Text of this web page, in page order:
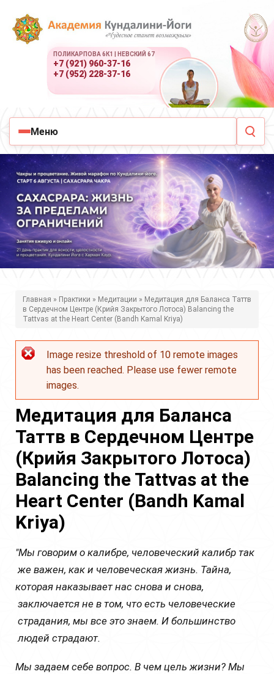
ПОЛИКАРПОВА 6К1 | НЕВСКИЙ 67
+7 (921) 960-37-16
+7 (952) 228-37-16
Меню
з
с
ь
Главная » Практики » Медитации » Медитация для Баланса Таттв
в Сердечном Центре (Крийя Закрытого Лотоса) Balancing the
Tattvas at the Heart Center (Bandh Kamal Kriya)
Сообщение
ошибке
Image resize threshold of 10 remote images
has been reached. Please use fewer remote
images.
Медитация для Баланса
Таттв в Сердечном Центре
(Крийя Закрытого Лотоса)
Balancing the Tattvas at the
Heart Center (Bandh Kamal
Kriya)
"Мы говорим о калибре, человеческий калибр так
же важен, как и человеческая жизнь. Тайна
которая наказывает нас снова и снова,
заключается не в том, что есть человеческие
страдания, мы все это знаем. И большинство
людей страдают.
Мы задаем себе вопрос. В чем цель жизни? Мы